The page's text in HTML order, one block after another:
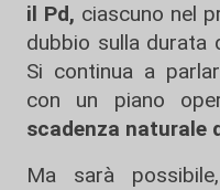
il Pd, ciascuno nel
dubbio sulla durata
Si continua a
con un piano
scadenza naturale
Ma sarà